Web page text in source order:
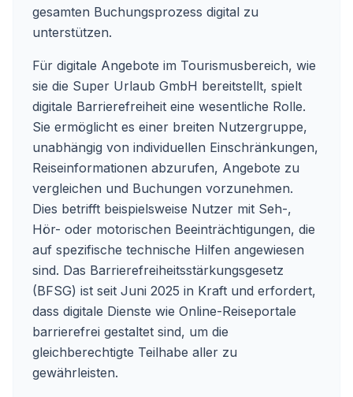
gesamten Buchungsprozess digital zu
unterstützen.
Für digitale Angebote im Tourismusbereich, wie
sie die Super Urlaub GmbH bereitstellt, spielt
digitale Barrierefreiheit eine wesentliche Rolle.
Sie ermöglicht es einer breiten Nutzergruppe,
unabhängig von individuellen Einschränkungen,
Reiseinformationen abzurufen, Angebote zu
vergleichen und Buchungen vorzunehmen.
Dies betrifft beispielsweise Nutzer mit Seh-,
Hör- oder motorischen Beeinträchtigungen, die
auf spezifische technische Hilfen angewiesen
sind. Das Barrierefreiheitsstärkungsgesetz
(BFSG) ist seit Juni 2025 in Kraft und erfordert,
dass digitale Dienste wie Online-Reiseportale
barrierefrei gestaltet sind, um die
gleichberechtigte Teilhabe aller zu
gewährleisten.